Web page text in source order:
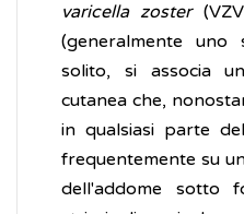
varicella zoster
(generalmente uno
solito, si associa
cutanea che,
in qualsiasi parte
frequentemente su
dell'addome sotto